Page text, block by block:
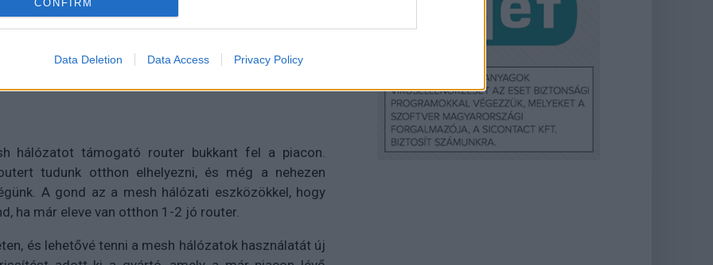
CONFIRM
Data Deletion Data Access Privacy Policy
hálózatot, az a legegyszerűbben egy nagyobb
beszerzésével tehette ezt meg.
hálózatot támogató router bukkant fel a piacon.
tudunk otthon elhelyezni, és még a nehezen
A gond az a mesh hálózati eszközökkel, hogy
ha már eleve van otthon 1-2 jó router.
és lehetővé tenni a mesh hálózatok használatát új